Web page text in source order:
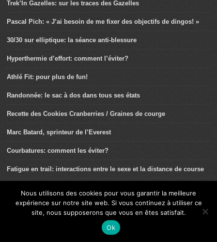
Trek’In Gazelles: sur les traces des Gazelles
Pascal Pich: « J’ai besoin de me fixer des objectifs de dingos! »
30/30 sur elliptique: la séance anti-blessure
Hyperthermie d’effort: comment l’éviter?
Athlé Fit: pour plus de fun!
Randonnée: le sac à dos dans tous ses états
Recette des Cookies Cranberries / Graines de courge
Marc Batard, sprinteur de l’Everest
Courbatures: comment les éviter?
Fatigue en trail: interactions entre le sexe et la distance de course
Xavier Thévenard: « Prochain objectif: l’UTMB »!
La randonnée contre le « Covid Long »
Nous utilisons des cookies pour vous garantir la meilleure
expérience sur notre site web. Si vous continuez à utiliser ce
site, nous supposerons que vous en êtes satisfait.
Ok